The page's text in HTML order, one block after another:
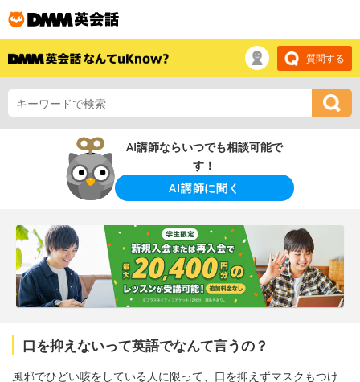
質問する
AI講師ならいつでも相談可能で
す！
AI講師に聞く
口を抑えないって英語でなんて言うの？
風邪でひどい咳をしている人に限って、口を抑えずマスクもつけ